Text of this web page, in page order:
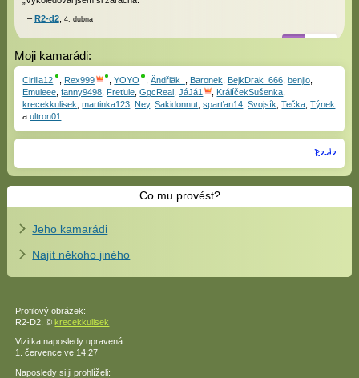
R2-d2, 4. dubna
Moji kamarádi:
Cirilla12 Rex999 ,YOYO Ändřläk_ Baronek BejkDrak_666, benjio,
Emuleee ,fanny9498 Freťule ,GgcReal ,JáJá1 KrálíčekSušenka
krecekkulisek ,martinka123 Ney,Sakidonnut ,sparťan14 ,Svojsík ,Tečka ,Týnek
aultron01
R2-d2
Co mu provést?
Jeho kamarádi
Najít někoho jiného
Profilový obrázek:
R2-D2,©krecekkulisek
Vizitka naposledy upravená:
1. července ve 14:27
Naposledy si ji prohlíželi: